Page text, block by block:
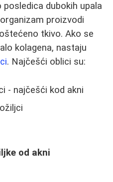
dubokih upala
proizvodi
tkivo. Ako se
kolagena, nastaju
. Najčešći oblici su:
- najčešći kod akni
od akni